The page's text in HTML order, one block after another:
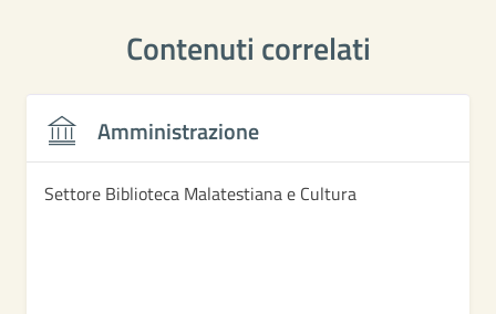
Contenuti correlati
Amministrazione
Settore Biblioteca Malatestiana e Cultura